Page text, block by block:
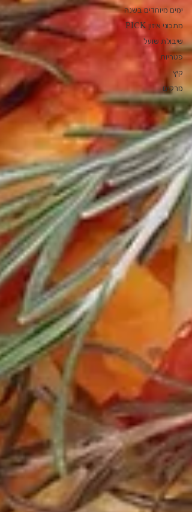
ימים מיוחדים בשנה
מתכוני איזון PICK
שיבולת שועל
פטריות
קיץ
מרקים